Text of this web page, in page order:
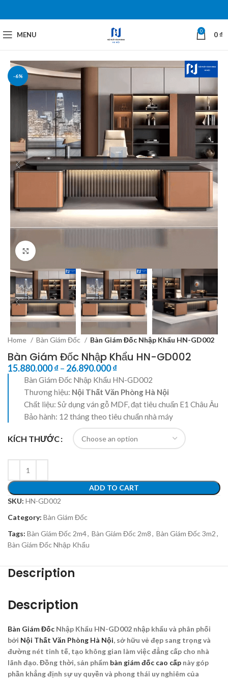
MENU 0 0₫
-6%
Home Bàn Giám Đốc Bàn Giám Đốc Nhập Khẩu HN-GD002
Bàn Giám Đốc Nhập Khẩu HN-GD002
15.880.000₫– 26.890.000₫
Bàn Giám Đốc Nhập Khẩu HN-GD002
Thương hiệu: Nội Thất Văn Phòng Hà Nội
Chất liệu: Sử dụng ván gỗ MDF, đạt tiêu chuẩn E1 Châu Âu
Bảo hành: 12 tháng theo tiêu chuẩn nhà máy
KÍCH THƯỚC
ADD TO CART
SKU: HN-GD002
Category: Bàn Giám Đốc
Tags: Bàn Giám Đốc 2m4, Bàn Giám Đốc 2m8, Bàn Giám Đốc 3m2,
Bàn Giám Đốc Nhập Khẩu
Description
Description
Bàn Giám Đốc Nhập Khẩu HN-GD002 nhập khẩu và phân phối
bởi Nội Thất Văn Phòng Hà Nội, sở hữu vẻ đẹp sang trọng và
đường nét tinh tế, tạo không gian làm việc đẳng cấp cho nhà
lãnh đạo. Đồng thời, sản phẩm bàn giám đốc cao cấp này góp
phần khẳng định sự uy quyền và phong thái uy nghiêm của